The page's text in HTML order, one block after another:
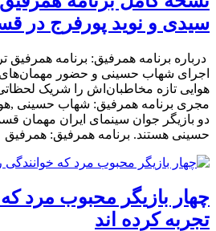
سیدی و نوید پورفرج در
درباره برنامه همرفیق: برنامه همرفیق
اجرای شهاب حسینی و حضور
هوایی تازه مخاطبان‌اش را شریک
مجری برنامه همرفیق: شهاب حسینی
حسینی هستند. برنامه همرفیق: همرفیق
چهار بازیگر محبوب مرد که
تجربه کرده اند